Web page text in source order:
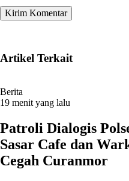
Artikel Terkait
Berita
19 menit yang lalu
Patroli Dialogis
Sasar Cafe dan
Cegah Curanmor